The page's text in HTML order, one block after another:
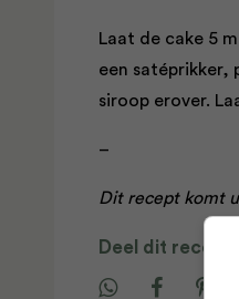
Laat de cake 5
een satéprikker,
siroop erover.
–
Dit recept komt
Deel dit recept